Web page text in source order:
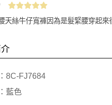
天絲牛仔寬褲因為是髮緊腰穿起
8C-FJ7684
藍色